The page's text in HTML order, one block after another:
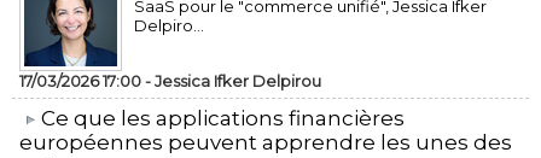
SaaS pour le "commerce unifié", Jessica Ifker
Delpiro...
17/03/2026 17:00 -Jessica Ifker Delpirou
​Ce que les applications financières
européennes peuvent apprendre les unes des